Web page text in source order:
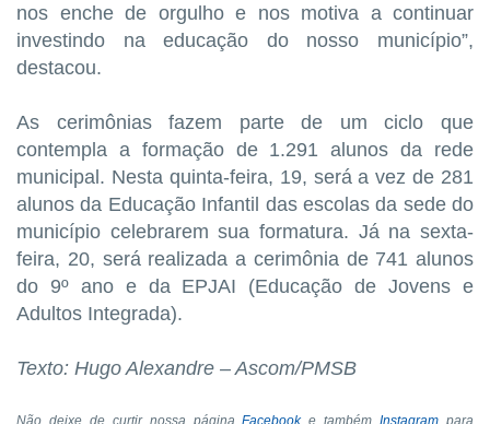
nos enche de orgulho e nos motiva a continuar
investindo na educação do nosso município”,
destacou.
As cerimônias fazem parte de um ciclo que
contempla a formação de 1.291 alunos da rede
municipal. Nesta quinta-feira, 19, será a vez de 281
alunos da Educação Infantil das escolas da sede do
município celebrarem sua formatura. Já na sexta-
feira, 20, será realizada a cerimônia de 741 alunos
do 9º ano e da EPJAI (Educação de Jovens e
Adultos Integrada).
Texto: Hugo Alexandre – Ascom/PMSB
Não deixe de curtir nossa páginaFacebooke tambémInstagram para